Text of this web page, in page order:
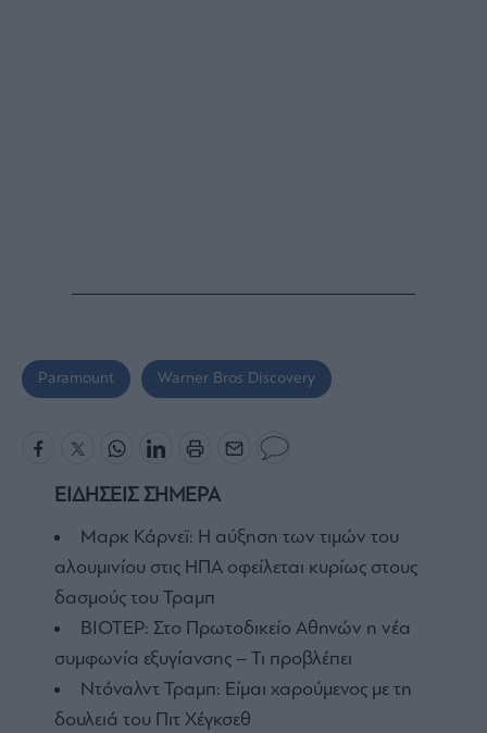
Paramount Warner Bros Discovery
ΕΙΔΗΣΕΙΣ ΣΗΜΕΡΑ
Μαρκ Κάρνεϊ: Η αύξηση των τιμών του
αλουμινίου στις ΗΠΑ οφείλεται κυρίως στους
δασμούς του Τραμπ
ΒΙΟΤΕΡ: Στο Πρωτοδικείο Αθηνών η νέα
συμφωνία εξυγίανσης – Τι προβλέπει
Ντόναλντ Τραμπ: Είμαι χαρούμενος με τη
δουλειά του Πιτ Χέγκσεθ